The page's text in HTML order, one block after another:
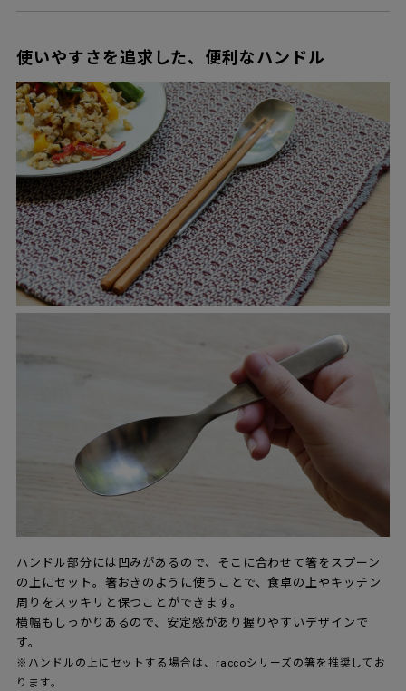
使いやすさを追求した、便利なハンドル
ハンドル部分には凹みがあるので、そこに合わせて箸をスプーン
の上にセット。箸おきのように使うことで、食卓の上やキッチン
周りをスッキリと保つことができます。
横幅もしっかりあるので、安定感があり握りやすいデザインで
す。
※ハンドルの上にセットする場合は、raccoシリーズの箸を推奨してお
ります。